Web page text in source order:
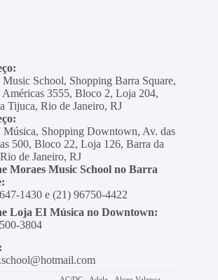
Music School, Shopping Barra Square,
Américas 3555, Bloco 2, Loja 204,
Tijuca, Rio de Janeiro, RJ
Shopping Downtown, Av. das
500, Bloco 22, Loja 126, Barra da
de Janeiro, RJ
Moraes Music School no Barra
1430 e (21) 96750-4422
Loja EI Música no Downtown:
3804